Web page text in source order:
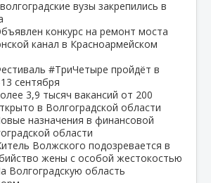
вузы закрепились в
конкурс на ремонт моста
канал в Красноармейском
#ТриЧетыре пройдёт в
сентября
3,9 тысяч вакансий от 200
в Волгоградской области
назначения в финансовой
области
Волжского подозревается в
жены с особой жестокостью
Волгоградскую область